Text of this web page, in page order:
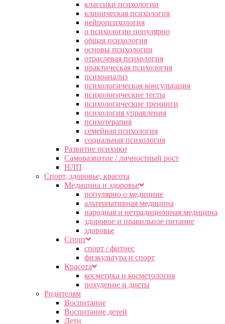
классики психологии
клиническая психология
нейропсихология
о психологии популярно
общая психология
основы психологии
отраслевая психология
практическая психология
психоанализ
психологическая консультация
психологические тесты
психологические тренинги
психология управления
психотерапия
семейная психология
социальная психология
Развитие психики
Саморазвитие / личностный рост
НЛП
Спорт, здоровье, красота
Медицина и здоровье
популярно о медицине
альтернативная медицина
народная и нетрадиционная медицина
здоровое и правильное питание
здоровье
Спорт
спорт / фитнес
физкультура и спорт
Красота
косметика и косметология
похудение и диеты
Родителям
Воспитание
Воспитание детей
Дети